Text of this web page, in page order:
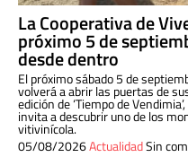
La Cooperativa de
próximo 5 de
desde dentro
El próximo sábado 5 de
volverá a abrir las puertas de
edición de ‘Tiempo de
invita a descubrir uno de los
vitivinícola.
05/08/2026ActualidadSin